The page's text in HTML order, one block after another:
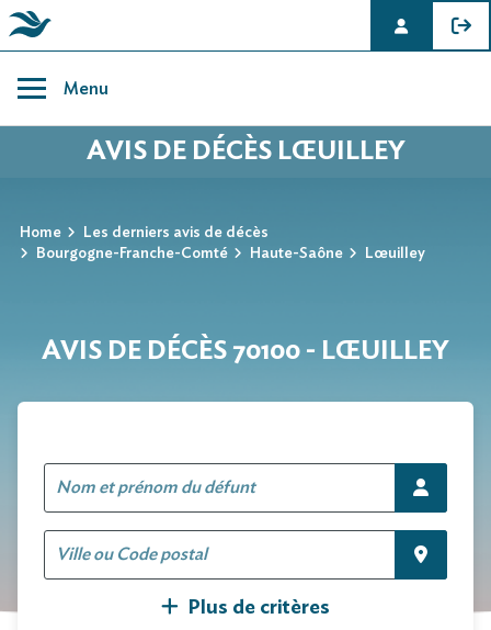
content
Menu
AVIS DE DÉCÈS LŒUILLEY
Home
Les derniers avis de décès
Bourgogne-Franche-Comté
Haute-Saône Lœuilley
AVIS DE DÉCÈS 70100 - LŒUILLEY
Plus de critères